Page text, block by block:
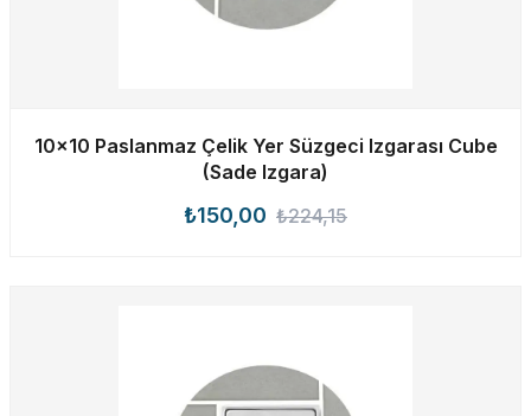
10×10 Paslanmaz Çelik Yer Süzgeci Izgarası Cube
(Sade Izgara)
₺150,00 ₺224,15